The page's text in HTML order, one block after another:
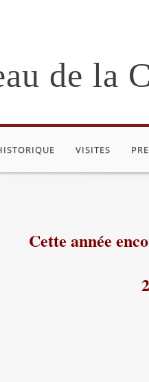
de la
VISITES
Cette année